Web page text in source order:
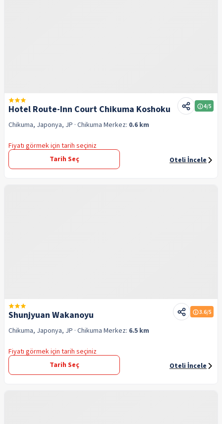
Hotel Route-Inn Court Chikuma Koshoku 4/5
Chikuma, Japonya, JP · Chikuma Merkez: 0.6 km
Fiyatı görmek için tarih seçiniz
Tarih Seç
Oteli İncele
Shunjyuan Wakanoyu 3.6/5
Chikuma, Japonya, JP · Chikuma Merkez: 6.5 km
Fiyatı görmek için tarih seçiniz
Tarih Seç
Oteli İncele